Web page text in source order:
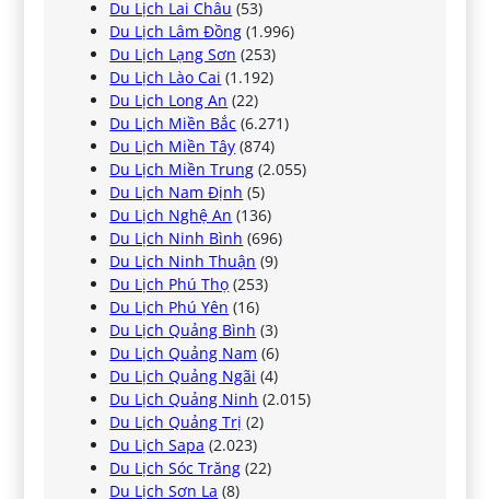
Du Lịch Lai Châu (53)
Du Lịch Lâm Đồng (1.996)
Du Lịch Lạng Sơn (253)
Du Lịch Lào Cai (1.192)
Du Lịch Long An (22)
Du Lịch Miền Bắc (6.271)
Du Lịch Miền Tây (874)
Du Lịch Miền Trung (2.055)
Du Lịch Nam Định (5)
Du Lịch Nghệ An (136)
Du Lịch Ninh Bình (696)
Du Lịch Ninh Thuận (9)
Du Lịch Phú Thọ (253)
Du Lịch Phú Yên (16)
Du Lịch Quảng Bình (3)
Du Lịch Quảng Nam (6)
Du Lịch Quảng Ngãi (4)
Du Lịch Quảng Ninh (2.015)
Du Lịch Quảng Trị (2)
Du Lịch Sapa (2.023)
Du Lịch Sóc Trăng (22)
Du Lịch Sơn La (8)